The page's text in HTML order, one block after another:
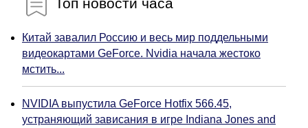
Китай завалил Россию и весь мир поддельными
видеокартами GeForce. Nvidia начала жестоко
мстить...
NVIDIA выпустила GeForce Hotfix 566.45,
устраняющий зависания в игре Indiana Jones and